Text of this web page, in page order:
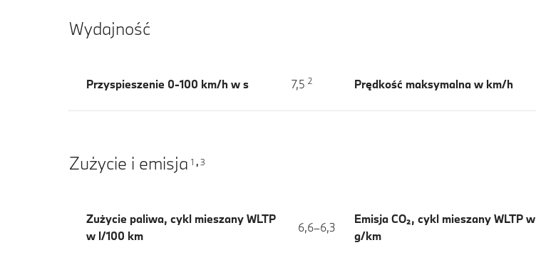
Wydajność
Przyspieszenie 0-100 km/h w s 7,5 2 Prędkość maksymalna w km/h
Zużycie i emisja 1 , 3
Zużycie paliwa, cykl mieszany WLTP
w l/100 km
6,6–6,3
Emisja CO₂, cykl mieszany WLTP w
g/km